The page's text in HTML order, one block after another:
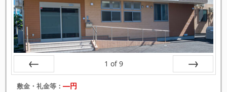
戻る
1 of 9
敷金・礼金等： ―円